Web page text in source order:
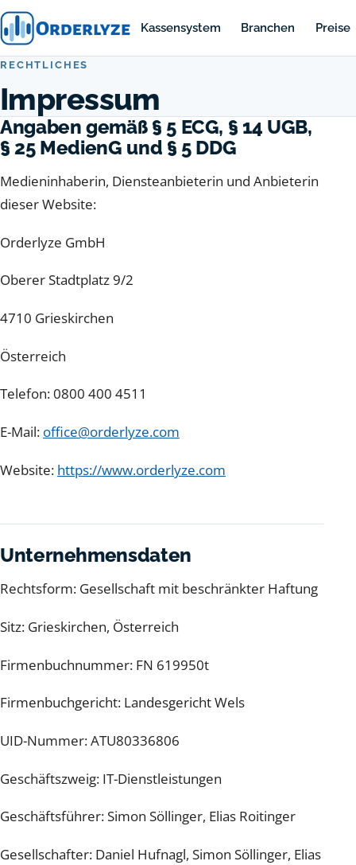
Kassensystem Branchen Preise
RECHTLICHES
Impressum
Angaben gemäß § 5 ECG, § 14 UGB,
§ 25 MedienG und § 5 DDG
Medieninhaberin, Diensteanbieterin und Anbieterin
dieser Website:
Orderlyze GmbH
Oberer Stadtplatz 9/2
4710 Grieskirchen
Österreich
Telefon: 0800 400 4511
E-Mail: office@orderlyze.com
Website: https://www.orderlyze.com
Unternehmensdaten
Rechtsform: Gesellschaft mit beschränkter Haftung
Sitz: Grieskirchen, Österreich
Firmenbuchnummer: FN 619950t
Firmenbuchgericht: Landesgericht Wels
UID-Nummer: ATU80336806
Geschäftszweig: IT-Dienstleistungen
Geschäftsführer: Simon Söllinger, Elias Roitinger
Gesellschafter: Daniel Hufnagl, Simon Söllinger, Elias